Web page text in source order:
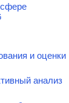
и оценки
анализ